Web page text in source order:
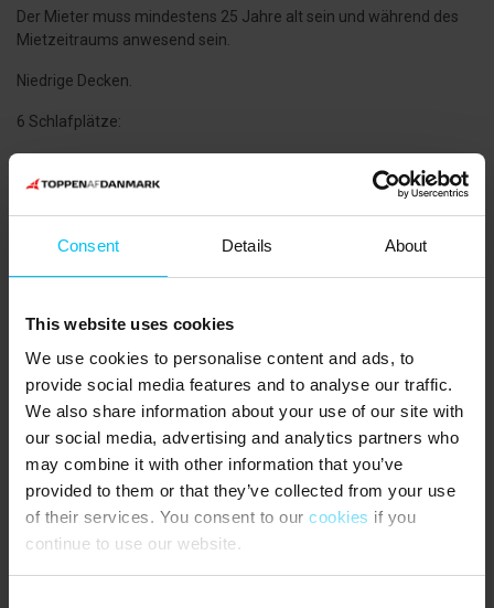
Consent Details About
This website uses cookies
We use cookies to personalise content and ads, to
provide social media features and to analyse our traffic.
We also share information about your use of our site with
our social media, advertising and analytics partners who
may combine it with other information that you’ve
provided to them or that they’ve collected from your use
of their services. You consent to our cookies if you
continue to use our website.
Der Mieter muss mindestens 25 Jahre alt sein und während des
Mietzeitraums anwesend sein.
Niedrige Decken.
6 Schlafplätze:
Stromverbrauch wird abgelesen. Abrechnung gemäß
TV-Bildschirm in einem der Schlafzimmer. Eigener Chromecast
mitbringen.
Schmale, steile Treppe verbindet Erdgeschoss und Obergeschoss.
Nicht geeignet für Personen mit eingeschränkter Mobilität.
NÄCHSTE EINKAUFSMÖGLICHKEITEN:
Fleischer und Bäcker 250 Meter. Supermarkt und Netto 800 Meter.